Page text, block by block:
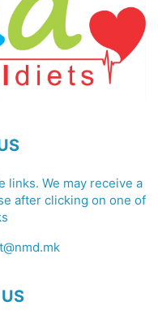
links. We may receive a
after clicking on one of